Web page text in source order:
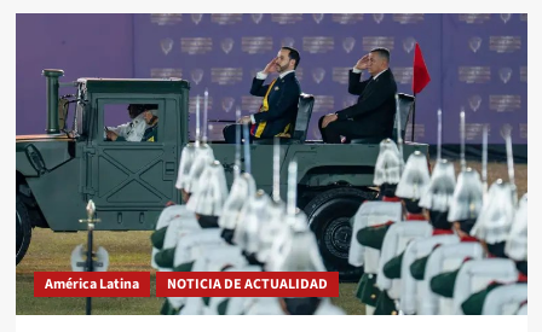
América Latina NOTICIA DE ACTUALIDAD